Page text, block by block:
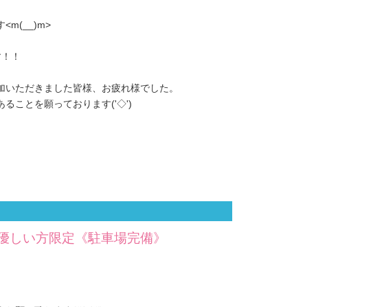
<m(__)m>
！
ただきました皆様、お疲れ様でした。
ることを願っております('◇')ゞ
い方限定《駐車場完備》